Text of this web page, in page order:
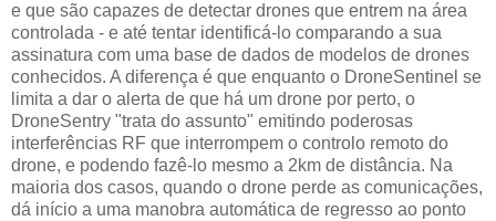
e que são capazes de detectar drones que entrem na área
controlada - e até tentar identificá-lo comparando a sua
assinatura com uma base de dados de modelos de drones
conhecidos. A diferença é que enquanto o DroneSentinel se
limita a dar o alerta de que há um drone por perto, o
DroneSentry "trata do assunto" emitindo poderosas
interferências RF que interrompem o controlo remoto do
drone, e podendo fazê-lo mesmo a 2km de distância. Na
maioria dos casos, quando o drone perde as comunicações,
dá início a uma manobra automática de regresso ao ponto